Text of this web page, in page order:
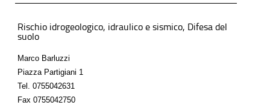
Rischio idrogeologico, idraulico e sismico, Difesa del
suolo
Marco Barluzzi
Piazza Partigiani 1
Tel.
0755042631
Fax 0755042750